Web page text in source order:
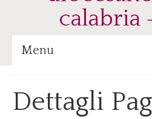
Menu
Patrimonio/Staff
Dettagli